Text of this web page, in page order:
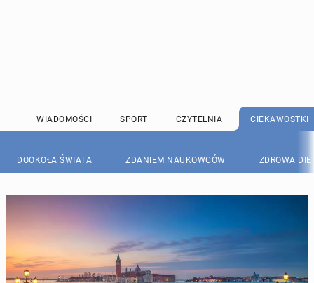
WIADOMOŚCI SPORT CZYTELNIA CIEKAWOSTKI
DOOKOŁA ŚWIATA ZDANIEM NAUKOWCÓW ZDROWA